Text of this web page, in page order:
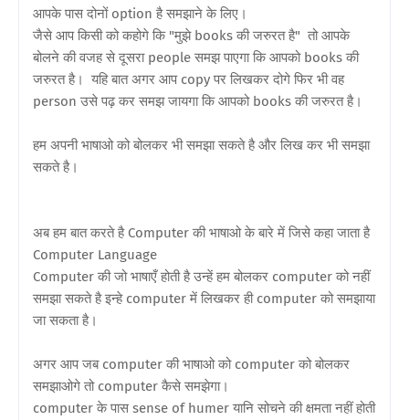
आपके पास दोनों option है समझाने के लिए।
जैसे आप किसी को कहोगे कि "मुझे books की जरुरत है" तो आपके
बोलने की वजह से दूसरा people समझ पाएगा कि आपको books की
जरुरत है। यहि बात अगर आप copy पर लिखकर दोगे फिर भी वह
person उसे पढ़ कर समझ जायगा कि आपको books की जरुरत है।
हम अपनी भाषाओ को बोलकर भी समझा सकते है और लिख कर भी समझा
सकते है।
अब हम बात करते है Computer की भाषाओ के बारे में जिसे कहा जाता है
Computer Language
Computer की जो भाषाएँ होती है उन्हें हम बोलकर computer को नहीं
समझा सकते है इन्हे computer में लिखकर ही computer को समझाया
जा सकता है।
अगर आप जब computer की भाषाओ को computer को बोलकर
समझाओगे तो computer कैसे समझेगा।
computer के पास sense of humer यानि सोचने की क्षमता नहीं होती